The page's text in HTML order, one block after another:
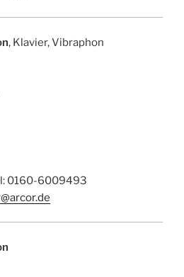
, Klavier, Vibraphon
0160-6009493